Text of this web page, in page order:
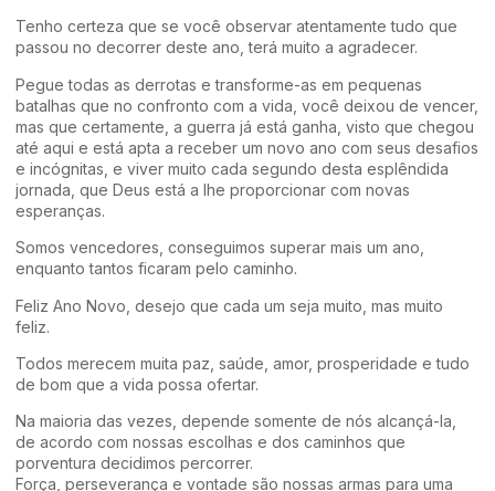
Tenho certeza que se você observar atentamente tudo que
passou no decorrer deste ano, terá muito a agradecer.
Pegue todas as derrotas e transforme-as em pequenas
batalhas que no confronto com a vida, você deixou de vencer,
mas que certamente, a guerra já está ganha, visto que chegou
até aqui e está apta a receber um novo ano com seus desafios
e incógnitas, e viver muito cada segundo desta esplêndida
jornada, que Deus está a lhe proporcionar com novas
esperanças.
Somos vencedores, conseguimos superar mais um ano,
enquanto tantos ficaram pelo caminho.
Feliz Ano Novo, desejo que cada um seja muito, mas muito
feliz.
Todos merecem muita paz, saúde, amor, prosperidade e tudo
de bom que a vida possa ofertar.
Na maioria das vezes, depende somente de nós alcançá-la,
de acordo com nossas escolhas e dos caminhos que
porventura decidimos percorrer.
Força, perseverança e vontade são nossas armas para uma